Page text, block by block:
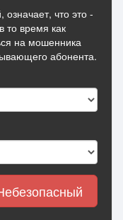
что это -
то время как
на мошенника
абонента.